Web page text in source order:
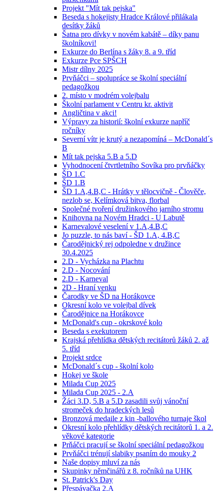
Projekt "Mít tak pejska"
Beseda s hokejisty Hradce Králové přilákala
desítky žáků
Šatna pro dívky v novém kabátě – díky panu
školníkovi!
Exkurze do Berlína s žáky 8. a 9. tříd
Exkurze Pce SPŠCH
Mistr dílny 2025
Prvňáčci – spolupráce se školní speciální
pedagožkou
2. místo v modrém volejbalu
Školní parlament v Centru kr. aktivit
Angličtina v akci!
Výpravy za historií: školní exkurze napříč
ročníky
Severní vítr je krutý a nezapomíná – McDonald´s
B
Mít tak pejska 5.B a 5.D
Vyhodnocení čtvrtletního Sovíka pro prvňáčky
ŠD 1.C
ŠD 1.B
ŠD 1.A,4.B,C - Hrátky v tělocvičně - Člověče,
nezlob se, Kelímková bitva, florbal
Společné tvoření družinkového jarního stromu
Knihovna na Novém Hradci - U Labutě
Karnevalové veselení v 1.A,4.B,C
Jo puzzle, to nás baví - ŠD 1.A, 4.B,C
Čarodějnický rej odpoledne v družince
30.4.2025
2.D - Vycházka na Plachtu
2.D - Nocování
2.D - Karneval
2D - Hraní venku
Čarodky ve ŠD na Horákovce
Okresní kolo ve volejbal dívek
Čarodějnice na Horákovce
McDonald's cup - okrskové kolo
Beseda s exekutorem
Krajská přehlídka dětských recitátorů žáků 2. až
5. tříd
Projekt srdce
McDonald´s cup - školní kolo
Hokej ve škole
Milada Cup 2025
Milada Cup 2025 - 2.A
Žáci 3.D, 5.B a 5.D zasadili svůj vánoční
stromeček do hradeckých lesů
Bronzová medaile z kin -ballového turnaje škol
Okresní kolo přehlídky dětských recitátorů 1. a 2.
věkové kategorie
Prňáčci pracují se školní speciální pedagožkou
Prvňáčci trénují slabiky psaním do mouky 2
Naše dopisy mluví za nás
Skupinky němčinářů z 8. ročníků na UHK
St. Patrick's Day
Přespávačka 2.A